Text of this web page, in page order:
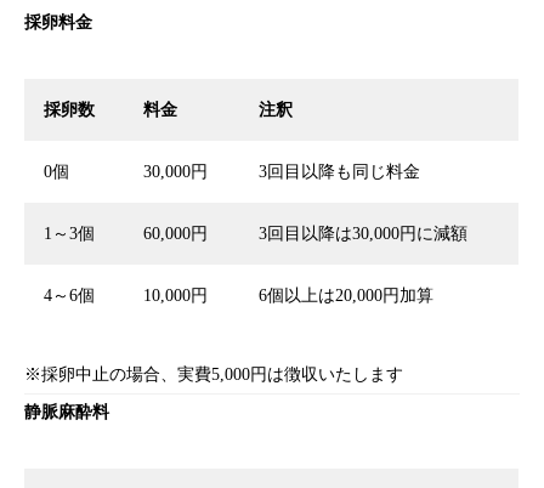
採卵料金
採卵数 料金 注釈
0個 30,000円 3回目以降も同じ料金
1～3個 60,000円 3回目以降は30,000円に減額
4～6個 10,000円 6個以上は20,000円加算
※採卵中止の場合、実費5,000円は徴収いたします
静脈麻酔料